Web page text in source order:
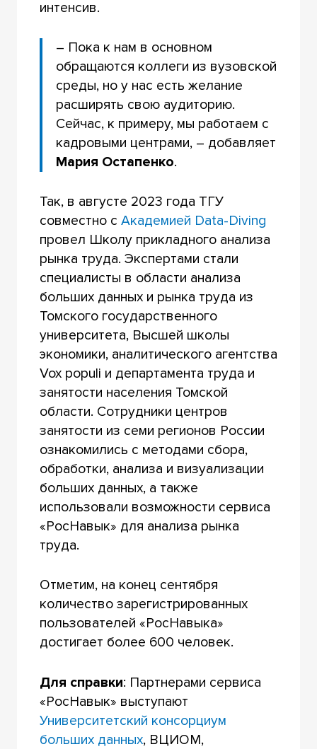
интенсив.
– Пока к нам в основном
обращаются коллеги из вузовской
среды, но у нас есть желание
расширять свою аудиторию.
Сейчас, к примеру, мы работаем с
кадровыми центрами, – добавляет
Мария Остапенко.
Так, в августе 2023 года ТГУ
совместно с Академией Data-Diving
провел Школу прикладного анализа
рынка труда. Экспертами стали
специалисты в области анализа
больших данных и рынка труда из
Томского государственного
университета, Высшей школы
экономики, аналитического агентства
Vox populi и департамента труда и
занятости населения Томской
области. Сотрудники центров
занятости из семи регионов России
ознакомились с методами сбора,
обработки, анализа и визуализации
больших данных, а также
использовали возможности сервиса
«РосНавык» для анализа рынка
труда.
Отметим, на конец сентября
количество зарегистрированных
пользователей «РосНавыка»
достигает более 600 человек.
Для справки: Партнерами сервиса
«РосНавык» выступают
Университетский консорциум
больших данных, ВЦИОМ,